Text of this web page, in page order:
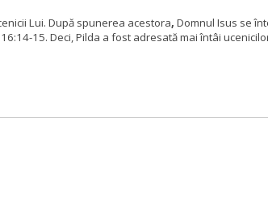
Lui. După spunerea acestora, Domnul Isus se
15. Deci, Pilda a fost adresată mai întâi